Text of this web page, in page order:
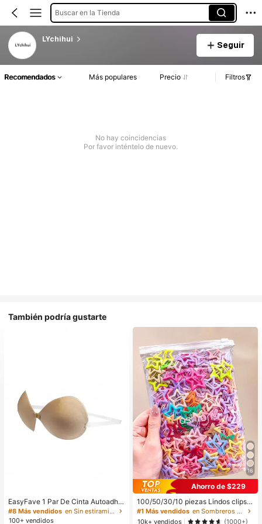
Buscar en la Tienda
LYchihui
Seguir
Recomendados Más populares Precio Filtros
No hay coincidencias
Por favor inténtelo de nuevo.
También podría gustarte
EasyFave 1 Par De Cinta Autoadhe
siva Para Sujetador Push Up Sin Es
palda
#8 Más vendidos
en Sin estiramiento Sujetador adhesivo para mujer
100+ vendidos
16
Ahorro de $229
100/50/30/10 piezas Lindos clips d
e estrella de cinco puntas estilo Y2
K, clips de cabello coloridos, acces
#1 Más vendidos
en Sombreros De Fiesta Horquilla&Corona y corona&
10k+ vendidos
(1000+)